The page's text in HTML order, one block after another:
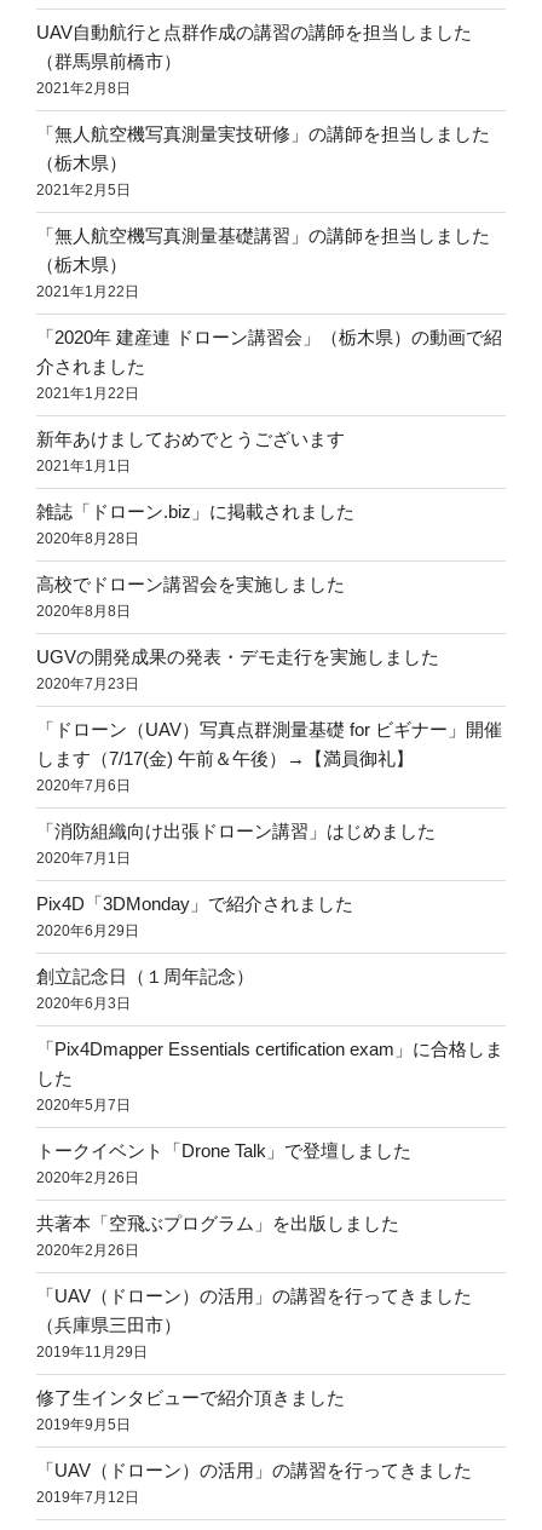
UAV自動航行と点群作成の講習の講師を担当しました
（群馬県前橋市）
2021年2月8日
「無人航空機写真測量実技研修」の講師を担当しました
（栃木県）
2021年2月5日
「無人航空機写真測量基礎講習」の講師を担当しました
（栃木県）
2021年1月22日
「2020年 建産連 ドローン講習会」（栃木県）の動画で紹
介されました
2021年1月22日
新年あけましておめでとうございます
2021年1月1日
雑誌「ドローン.biz」に掲載されました
2020年8月28日
高校でドローン講習会を実施しました
2020年8月8日
UGVの開発成果の発表・デモ走行を実施しました
2020年7月23日
「ドローン（UAV）写真点群測量基礎 for ビギナー」開催
します（7/17(金) 午前＆午後）→【満員御礼】
2020年7月6日
「消防組織向け出張ドローン講習」はじめました
2020年7月1日
Pix4D「3DMonday」で紹介されました
2020年6月29日
創立記念日（１周年記念）
2020年6月3日
「Pix4Dmapper Essentials certification exam」に合格しま
した
2020年5月7日
トークイベント「Drone Talk」で登壇しました
2020年2月26日
共著本「空飛ぶプログラム」を出版しました
2020年2月26日
「UAV（ドローン）の活用」の講習を行ってきました
（兵庫県三田市）
2019年11月29日
修了生インタビューで紹介頂きました
2019年9月5日
「UAV（ドローン）の活用」の講習を行ってきました
2019年7月12日